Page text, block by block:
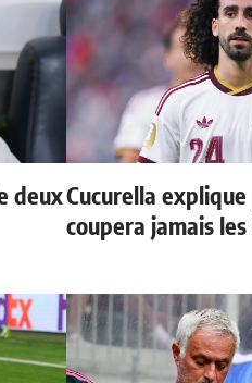
deuxCucurella
coupera jamais